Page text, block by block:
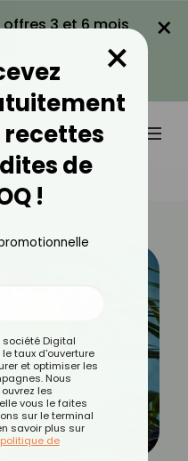
offres 3 et 6 mois
×
Recette De Spritz Tropical
recettes
de
!
×
Digital
taux d'ouverture
et optimiser les
Nous
les
vous le faites
sur le terminal
savoir plus sur
politique de